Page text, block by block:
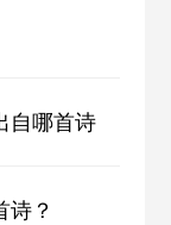
自哪首诗
诗？